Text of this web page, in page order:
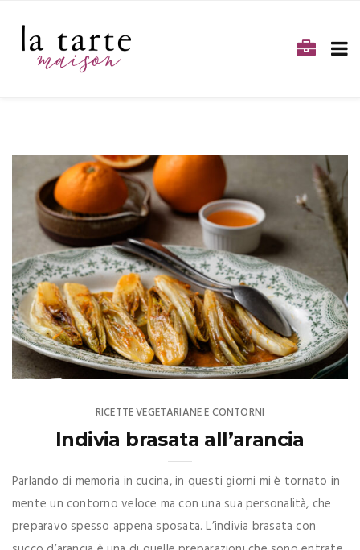
RICETTE VEGETARIANE E CONTORNI
Indivia brasata all’arancia
Parlando di memoria in cucina, in questi giorni mi è tornato in
mente un contorno veloce ma con una sua personalità, che
preparavo spesso appena sposata. L’indivia brasata con